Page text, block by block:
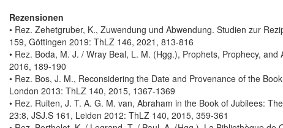
Rezensionen
• Rez. Zehetgruber, K., Zuwendung und Abwendung. Studien zur
159, Göttingen 2019: ThLZ 146, 2021, 813-816
• Rez. Boda, M. J. / Wray Beal, L. M. (Hgg.), Prophets, Prophecy,
2016, 189-190
• Rez. Bos, J. M., Reconsidering the Date and Provenance of the
London 2013: ThLZ 140, 2015, 1367-1369
• Rez. Ruiten, J. T. A. G. M. van, Abraham in the Book of Jubilees:
23:8, JSJ.S 161, Leiden 2012: ThLZ 140, 2015, 359-361